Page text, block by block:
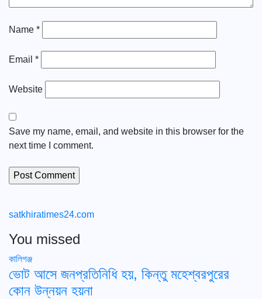
Name *
Email *
Website
Save my name, email, and website in this browser for the
next time I comment.
satkhiratimes24.com
You missed
কালিগঞ্জ
ভোট আসে জনপ্রতিনিধি হয়, কিন্তু মহেশ্বরপুরের
কোন উন্নয়ন হয়না